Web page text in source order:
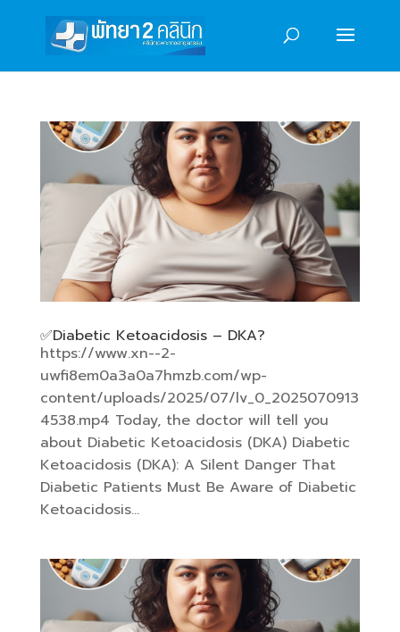
✅️Diabetic Ketoacidosis – DKA?
https://www.xn--2-
uwfi8em0a3a0a7hmzb.com/wp-
content/uploads/2025/07/lv_0_2025070913
4538.mp4 Today, the doctor will tell you
about Diabetic Ketoacidosis (DKA) Diabetic
Ketoacidosis (DKA): A Silent Danger That
Diabetic Patients Must Be Aware of Diabetic
Ketoacidosis...